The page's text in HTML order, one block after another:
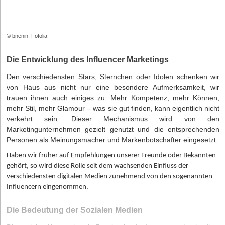
© bnenin, Fotolia
Die Entwicklung des Influencer Marketings
Den verschiedensten Stars, Sternchen oder Idolen schenken wir
von Haus aus nicht nur eine besondere Aufmerksamkeit, wir
trauen ihnen auch einiges zu. Mehr Kompetenz, mehr Können,
mehr Stil, mehr Glamour – was sie gut finden, kann eigentlich nicht
verkehrt sein. Dieser Mechanismus wird von den
Marketingunternehmen gezielt genutzt und die entsprechenden
Personen als Meinungsmacher und Markenbotschafter eingesetzt.
Haben wir früher auf Empfehlungen unserer Freunde oder Bekannten
gehört, so wird diese Rolle seit dem wachsenden Einfluss der
verschiedensten digitalen Medien zunehmend von den sogenannten
Influencern eingenommen.
Die Bedeutung der Sozialen Medien